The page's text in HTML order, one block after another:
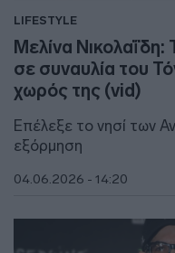
LIFESTYLE
Μελίνα
σε συναυλία του
χωρός της (vid)
Επέλεξε το νησί των
εξόρμηση
04.06.2026 - 14:20